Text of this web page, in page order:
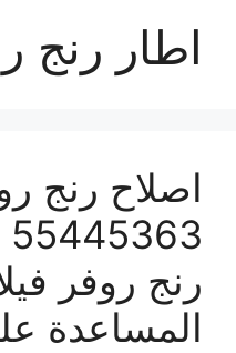
اطار رنج
اصلاح رنج
رنج روفر
المساعدة